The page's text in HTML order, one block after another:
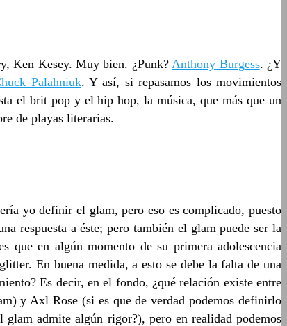
Ken Kesey. Muy bien. ¿Punk?Anthony Burgess. ¿Y
Palahniuk. Y así, si repasamos los movimientos
el brit pop y el hip hop, la música, que más que un
de playas literarias.
yo definir el glam, pero eso es complicado, puesto
respuesta a éste; pero también el glam puede ser la
que en algún momento de su primera adolescencia
En buena medida, a esto se debe la falta de una
Es decir, en el fondo, ¿qué relación existe entre
y Axl Rose (si es que de verdad podemos definirlo
admite algún rigor?), pero en realidad podemos